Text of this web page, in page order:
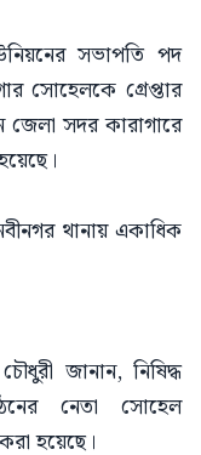
সভাপতি পদ
সোহেলকে গ্রেপ্তার
জেলা সদর কারাগারে
থানায় একাধিক
জানান, নিষিদ্ধ
নেতা সোহেল
হয়েছে।